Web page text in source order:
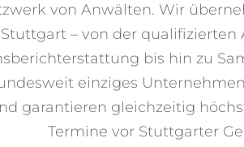
von Anwälten. Wir
– von der
bis hin zu
einziges
garantieren gleichzeitig
Termine vor Stuttgarter